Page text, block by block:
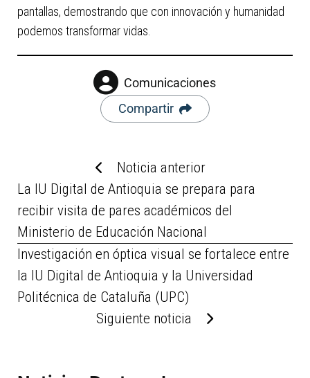
pantallas, demostrando que con innovación y humanidad
podemos transformar vidas.
Comunicaciones
Compartir
Noticia anterior
La IU Digital de Antioquia se prepara para
recibir visita de pares académicos del
Ministerio de Educación Nacional
Investigación en óptica visual se fortalece entre
la IU Digital de Antioquia y la Universidad
Politécnica de Cataluña (UPC)
Siguiente noticia